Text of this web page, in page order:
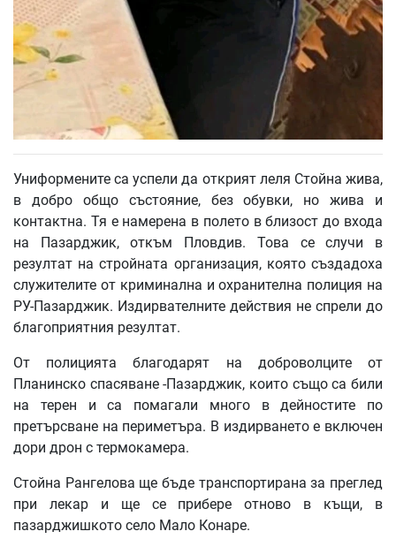
Униформените са успели да открият леля Стойна жива,
в добро общо състояние, без обувки, но жива и
контактна. Тя е намерена в полето в близост до входа
на Пазарджик, откъм Пловдив. Това се случи в
резултат на стройната организация, която създадоха
служителите от криминална и охранителна полиция на
РУ-Пазарджик. Издирвателните действия не спрели до
благоприятния резултат.
От полицията благодарят на доброволците от
Планинско спасяване -Пазарджик, които също са били
на терен и са помагали много в дейностите по
претърсване на периметъра. В издирването е включен
дори дрон с термокамера.
Стойна Рангелова ще бъде транспортирана за преглед
при лекар и ще се прибере отново в къщи, в
пазарджишкото село Мало Конаре.